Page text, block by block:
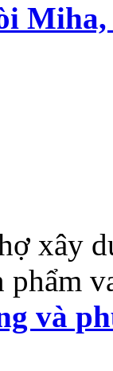
xây
phẩm
và